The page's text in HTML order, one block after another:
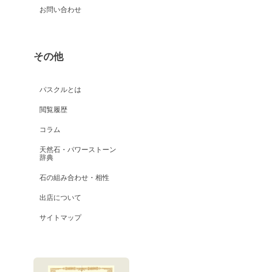
お問い合わせ
その他
パスクルとは
閲覧履歴
コラム
天然石・パワーストーン
辞典
石の組み合わせ・相性
出店について
サイトマップ